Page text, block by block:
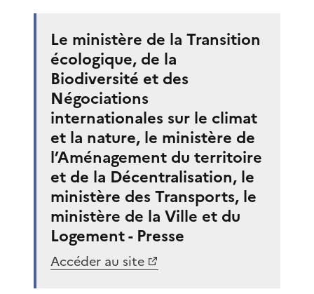
Le ministère de la Transition
écologique, de la
Biodiversité et des
Négociations
internationales sur le climat
et la nature, le ministère de
l’Aménagement du territoire
et de la Décentralisation, le
ministère des Transports, le
ministère de la Ville et du
Logement - Presse
Accéder au site